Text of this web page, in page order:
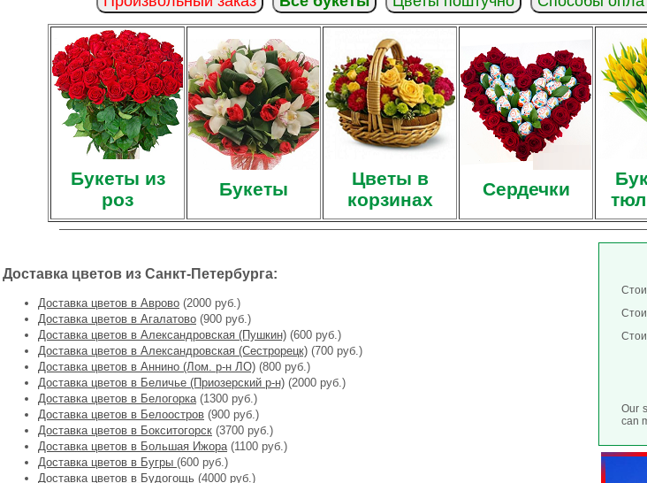
Букеты из
роз
Букеты
Цветы в
корзинах
Сердечки
Доставка цветов из Санкт-Петербурга:
Доставка цветов в Аврово (2000 руб.)
Доставка цветов в Агалатово (900 руб.)
Доставка цветов в Александровская (Пушкин) (600 руб.)
Доставка цветов в Александровская (Сестрорецк) (700 руб.)
Доставка цветов в Аннино (Лом. р-н ЛО) (800 руб.)
Доставка цветов в Беличье (Приозерский р-н) (2000 руб.)
Доставка цветов в Белогорка(1300 руб.)
Доставка цветов в Белоостров (900 руб.)
Доставка цветов в Бокситогорск (3700 руб.)
Доставка цветов в Большая Ижора(1100 руб.)
Доставка цветов в Бугры (600 руб.)
Доставка цветов в Будогощь (4000 руб.)
Our
can